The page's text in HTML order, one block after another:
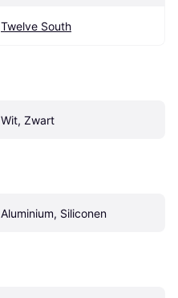
Twelve South
Wit, Zwart
Aluminium, Siliconen